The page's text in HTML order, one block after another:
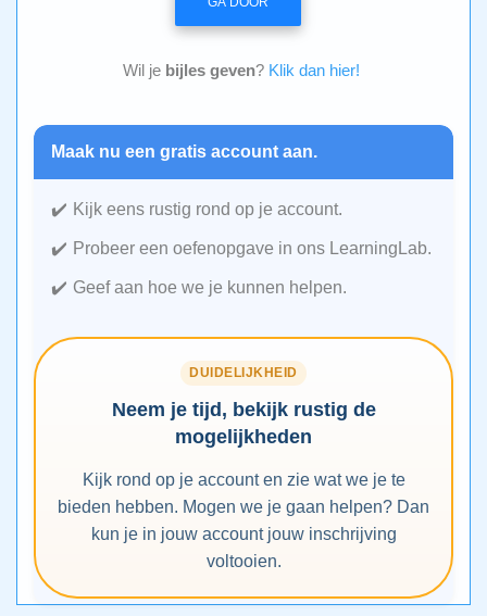
Wil je bijles geven? Klik dan hier!
Maak nu een gratis account aan.
Kijk eens rustig rond op je account.
Probeer een oefenopgave in ons LearningLab.
Geef aan hoe we je kunnen helpen.
DUIDELIJKHEID
Neem je tijd, bekijk rustig de
mogelijkheden
Kijk rond op je account en zie wat we je te
bieden hebben. Mogen we je gaan helpen? Dan
kun je in jouw account jouw inschrijving
voltooien.